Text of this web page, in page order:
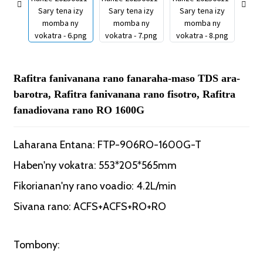
Rafitra fanivanana rano fanaraha-maso TDS ara-
barotra, Rafitra fanivanana rano fisotro, Rafitra
fanadiovana rano RO 1600G
Laharana Entana: FTP-906RO-1600G-T
Haben'ny vokatra: 553*205*565mm
Fikorianan'ny rano voadio: 4.2L/min
Sivana rano: ACFS+ACFS+RO+RO
Tombony: